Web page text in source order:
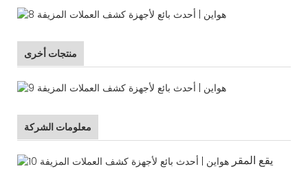
منتجات أخرى
معلومات الشركة
يقع المقر